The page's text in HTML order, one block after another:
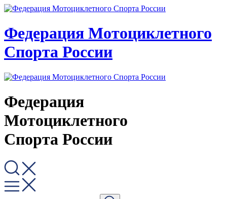
Федерация Мотоциклетного
Спорта России
Федерация
Мотоциклетного
Спорта России